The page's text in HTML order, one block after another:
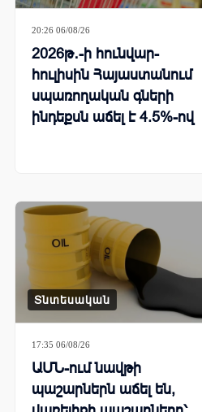
20:26 06/08/26
2026թ․-ի հունվար-
հուլիսին Հայաստանում
սպառողական գների
ինդեքսն աճել է 4.5%-ով
Տնտեսական
17:35 06/08/26
ԱՄՆ-ում նավթի
պաշարներն աճել են,